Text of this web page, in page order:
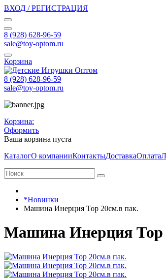
ВХОД / РЕГИСТРАЦИЯ
8 (928) 628-96-59
sale@toy-optom.ru
Корзина
8 (928) 628-96-59
sale@toy-optom.ru
Корзина:
Оформить
Ваша корзина пуста
КаталогО компанииКонтактыДоставкаОплата
*Новинки
Машина Инерция Тор 20см.в пак.
Машина Инерция Тор